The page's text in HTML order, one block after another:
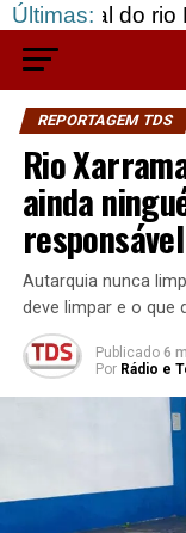
Últimas:
Erges
REPORTAGEM TDS
Rio
ainda
Autarquia nunca
deve limpar e o que
Publicado 6
Por Rádio e